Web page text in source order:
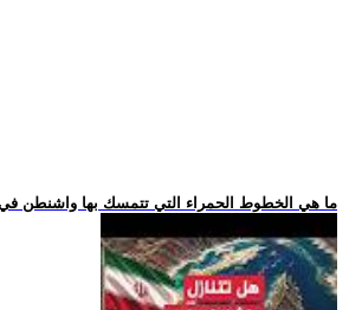
.. ما هي الخطوط الحمراء التي تتمسك بها واشنطن في